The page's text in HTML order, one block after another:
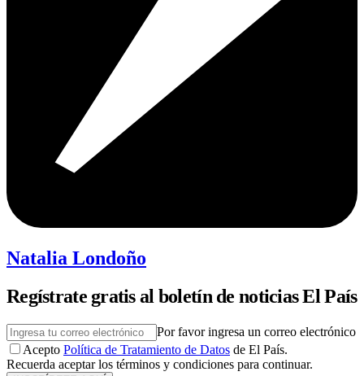
Natalia Londoño
Regístrate gratis al boletín de noticias El País
Por favor ingresa un correo electrónico
Acepto Política de Tratamiento de Datos de El País.
Recuerda aceptar los términos y condiciones para continuar.